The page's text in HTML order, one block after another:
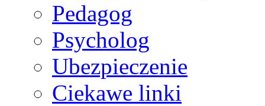
Pedagog
Psycholog
Ubezpieczenie
Ciekawe linki